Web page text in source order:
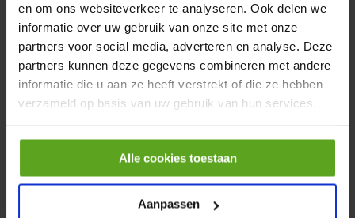
en om ons websiteverkeer te analyseren. Ook delen we
informatie over uw gebruik van onze site met onze
partners voor social media, adverteren en analyse. Deze
partners kunnen deze gegevens combineren met andere
informatie die u aan ze heeft verstrekt of die ze hebben
verzameld op basis van uw gebruik van hun services.
Alle cookies toestaan
Aanpassen
− +
Controleer voorraad
Vergelijken
Centrifugaalpomp K 55/200
T
Artikelnummer:
Merknaam:DAB